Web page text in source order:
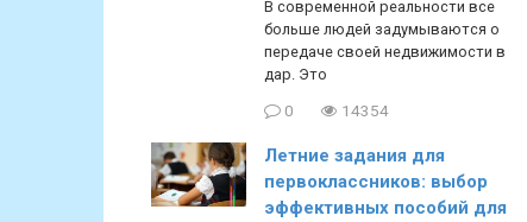
В современной реальности все
больше людей задумываются о
передаче своей недвижимости в
дар. Это
0 14354
Летние задания для
первоклассников: выбор
эффективных пособий для